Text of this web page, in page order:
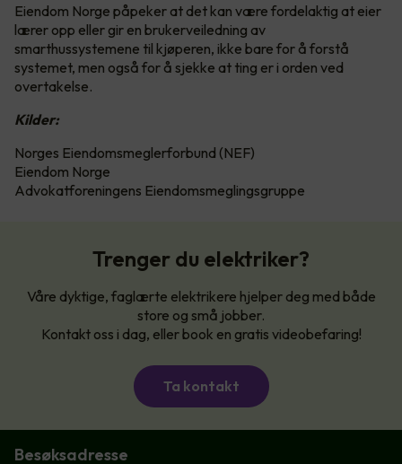
Eiendom Norge påpeker at det kan være fordelaktig at eier
lærer opp eller gir en brukerveiledning av
smarthussystemene til kjøperen, ikke bare for å forstå
systemet, men også for å sjekke at ting er i orden ved
overtakelse.
Kilder:
Norges Eiendomsmeglerforbund (NEF)
Eiendom Norge
Advokatforeningens Eiendomsmeglingsgruppe
Trenger du elektriker?
Våre dyktige, faglærte elektrikere hjelper deg med både
store og små jobber.
Kontakt oss i dag, eller book en gratis videobefaring!
Ta kontakt
Besøksadresse